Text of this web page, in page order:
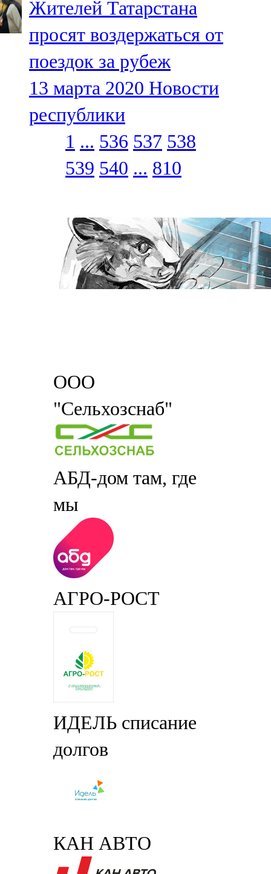
Жителей Татарстана
просят воздержаться от
поездок за рубеж
13 марта 2020 Новости
республики
1 ... 536 537 538
539 540 ... 810
ООО
"Сельхозснаб"
АБД-дом там, где
мы
АГРО-РОСТ
ИДЕЛЬ списание
долгов
КАН АВТО